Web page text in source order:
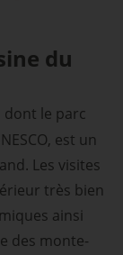
du
dont le parc
est un
Les visites
très bien
ainsi
des monte-